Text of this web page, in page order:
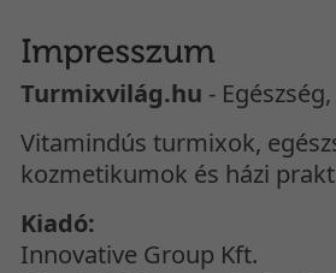
Turmixvilág.hu -
Vitamindús turmixok,
kozmetikumok és házi
Kiadó:
Innovative Group Kft.